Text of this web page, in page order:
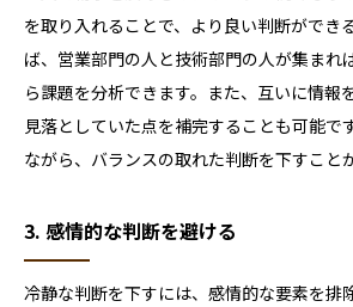
を取り入れることで、より良い判断ができ
ば、営業部門の人と技術部門の人が集まれ
ら課題を分析できます。また、互いに情報
見落としていた点を補完することも可能で
ながら、バランスの取れた判断を下すこと
3. 感情的な判断を避ける
冷静な判断を下すには、感情的な要素を排